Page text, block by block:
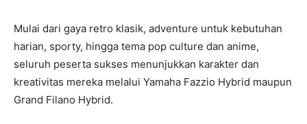
Mulai dari gaya retro klasik, adventure untuk kebutuhan
harian, sporty, hingga tema pop culture dan anime,
seluruh peserta sukses menunjukkan karakter dan
kreativitas mereka melalui Yamaha Fazzio Hybrid maupun
Grand Filano Hybrid.